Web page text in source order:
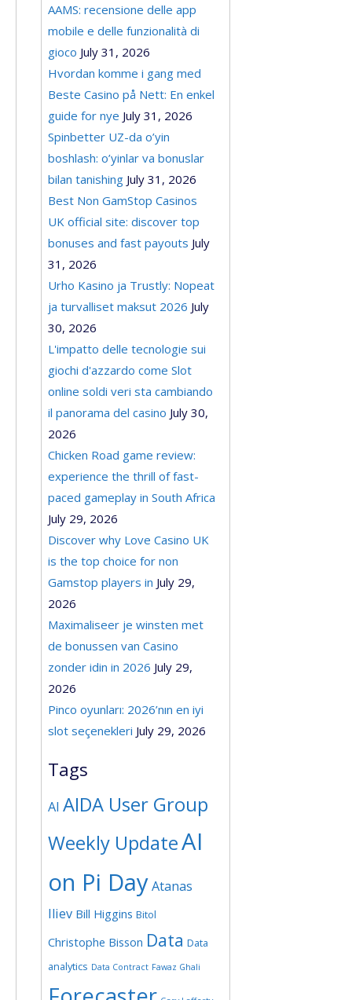
AAMS: recensione delle app
mobile e delle funzionalità di
gioco July 31, 2026
Hvordan komme i gang med
Beste Casino på Nett: En enkel
guide for nye July 31, 2026
Spinbetter UZ-da o’yin
boshlash: o’yinlar va bonuslar
bilan tanishing July 31, 2026
Best Non GamStop Casinos
UK official site: discover top
bonuses and fast payouts July
31, 2026
Urho Kasino ja Trustly: Nopeat
ja turvalliset maksut 2026 July
30, 2026
L'impatto delle tecnologie sui
giochi d'azzardo come Slot
online soldi veri sta cambiando
il panorama del casino July 30,
2026
Chicken Road game review:
experience the thrill of fast-
paced gameplay in South Africa
July 29, 2026
Discover why Love Casino UK
is the top choice for non
Gamstop players in July 29,
2026
Maximaliseer je winsten met
de bonussen van Casino
zonder idin in 2026 July 29,
2026
Pinco oyunları: 2026’nın en iyi
slot seçenekleri July 29, 2026
Tags
AI AIDA User Group
Weekly UpdateAI
on Pi DayAtanas
Iliev Bill Higgins Bitol
Christophe Bisson Data Data
analytics Data Contract Fawaz Ghali